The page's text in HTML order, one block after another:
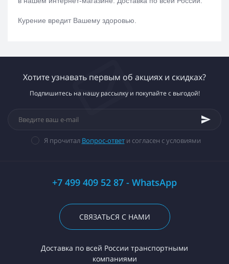
Курение вредит Вашему здоровью.
Хотите узнавать первым об акциях и скидках?
Подпишитесь на нашу рассылку и покупайте с выгодой!
Я прочитал Вопрос-ответи согласен с условиями
+7 499 409 52 87 - WhatsApp
СВЯЗАТЬСЯ С НАМИ
Доставка по всей России транспортными
компаниями